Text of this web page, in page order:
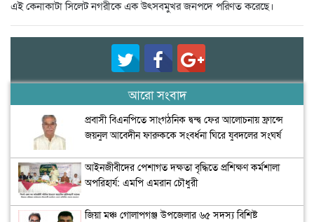
এই কেনাকাটা সিলেট নগরীকে এক উৎসবমুখর জনপদে পরিণত করেছে।
আরো সংবাদ
প্রবাসী বিএনপিতে সাংগঠনিক দ্বন্দ্ব ফের আলোচনায় ফ্রান্সে
জয়নুল আবেদীন ফারুককে সংবর্ধনা ঘিরে যুবদলের সংঘর্ষ
আইনজীবীদের পেশাগত দক্ষতা বৃদ্ধিতে প্রশিক্ষণ কর্মশালা
অপরিহার্য: এমপি এমরান চৌধুরী
জিয়া মঞ্চ গোলাপগঞ্জ উপজেলার ৬৫ সদস্য বিশিষ্ট